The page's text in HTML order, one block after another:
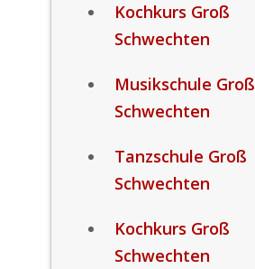
Kochkurs Groß
Schwechten
Musikschule Groß
Schwechten
Tanzschule Groß
Schwechten
Kochkurs Groß
Schwechten